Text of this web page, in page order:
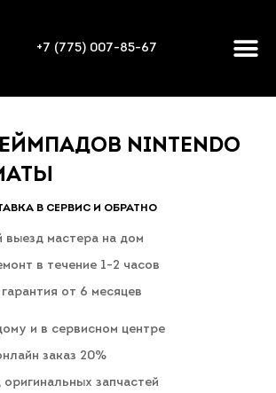
+7 (775) 007-85-67
NINTENDO
В СЕРВИС И ОБРАТНО
выезд мастера на дом
в течение 1-2 часов
от 6 месяцев
и в сервисном центре
заказ 20%
запчастей